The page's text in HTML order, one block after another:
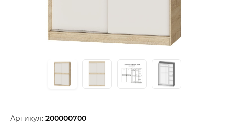
Артикул: 200000700